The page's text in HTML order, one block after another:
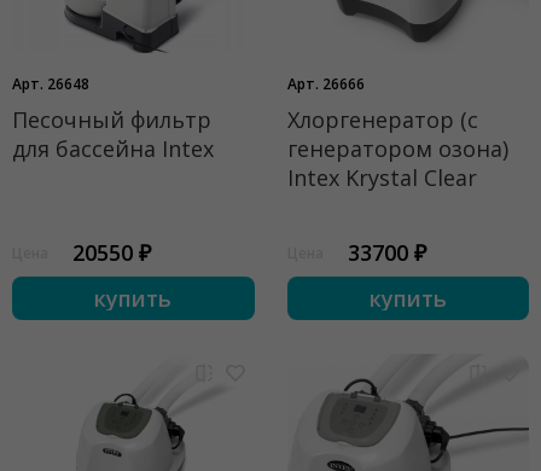
Арт. 26648
Песочный фильтр
для бассейна Intex
20550 ₽
купить
Арт. 26666
Хлоргенератор (с
генератором озона)
Intex Krystal Clear
33700 ₽
купить